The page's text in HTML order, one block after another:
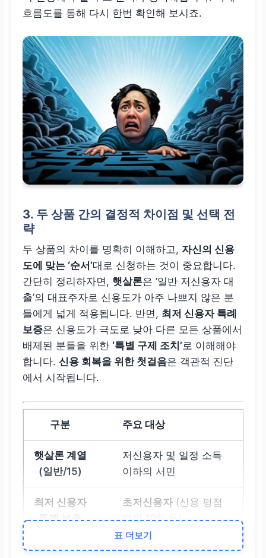
흐름도를 통해 다시 한번 확인해 보시죠.
3. 두 상품 간의 결정적 차이점 및 선택 전
략
두 상품의 차이를 명확히 이해하고, 자신의 신용
도에 맞는 ‘순서’대로 신청하는 것이 중요합니다.
간단히 정리하자면, 햇살론은 ‘일반 저신용자 대
출’의 대표주자로 신용도가 아주 나쁘지 않은 분
들에게 넓게 적용됩니다. 반면, 최저 신용자 특례
보증은 신용도가 극도로 낮아 다른 모든 상품에서
배제된 분들을 위한 ‘특별 구제 조치’로 이해해야
합니다.신용 회복을 위한 첫걸음은 객관적 진단
에서 시작됩니다.
주요 대상
저신용자 및 일정 소득
이하의 서민
초저신용자 (신용 평점
하위 10% 등)
표 더보기